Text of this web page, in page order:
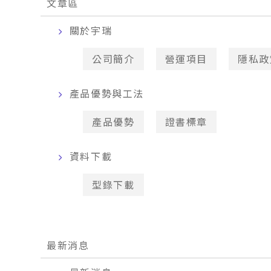
關於宇瑞
公司簡介
營運項目 隱私
產品優勢與工法
產品優勢
證書標章
資料下載
型錄下載
最新消息